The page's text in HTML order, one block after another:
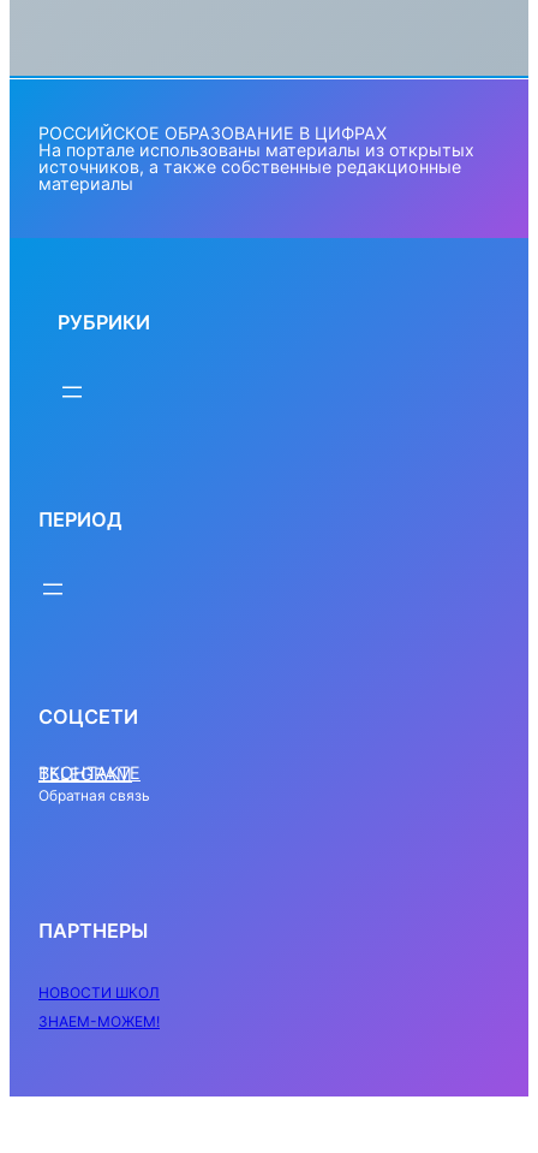
РОССИЙСКОЕ ОБРАЗОВАНИЕ В ЦИФРАХ
На портале использованы материалы из открытых
источников, а также собственные редакционные
материалы
РУБРИКИ
ПЕРИОД
СОЦСЕТИ
ВКОНТАКТЕ
TELEGRAM
Обратная связь
ПАРТНЕРЫ
НОВОСТИ ШКОЛ
ЗНАЕМ-МОЖЕМ!